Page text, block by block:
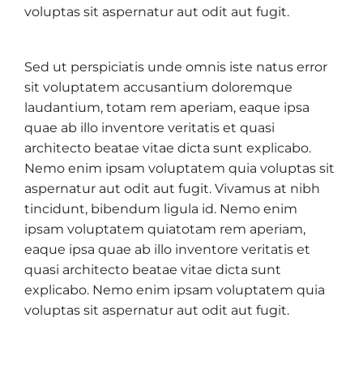
voluptas sit aspernatur aut odit aut fugit.
Sed ut perspiciatis unde omnis iste natus error
sit voluptatem accusantium doloremque
laudantium, totam rem aperiam, eaque ipsa
quae ab illo inventore veritatis et quasi
architecto beatae vitae dicta sunt explicabo.
Nemo enim ipsam voluptatem quia voluptas sit
aspernatur aut odit aut fugit. Vivamus at nibh
tincidunt, bibendum ligula id. Nemo enim
ipsam voluptatem quiatotam rem aperiam,
eaque ipsa quae ab illo inventore veritatis et
quasi architecto beatae vitae dicta sunt
explicabo. Nemo enim ipsam voluptatem quia
voluptas sit aspernatur aut odit aut fugit.